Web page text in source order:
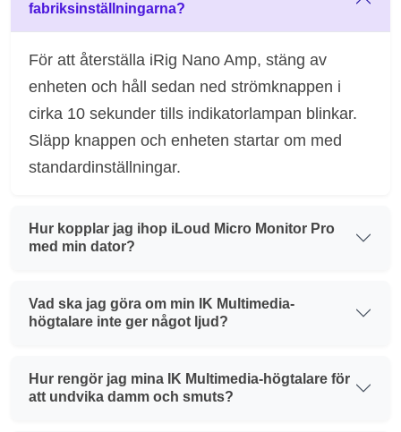
fabriksinställningarna?
För att återställa iRig Nano Amp, stäng av
enheten och håll sedan ned strömknappen i
cirka 10 sekunder tills indikatorlampan blinkar.
Släpp knappen och enheten startar om med
standardinställningar.
Hur kopplar jag ihop iLoud Micro Monitor Pro
med min dator?
Vad ska jag göra om min IK Multimedia-
högtalare inte ger något ljud?
Hur rengör jag mina IK Multimedia-högtalare för
att undvika damm och smuts?